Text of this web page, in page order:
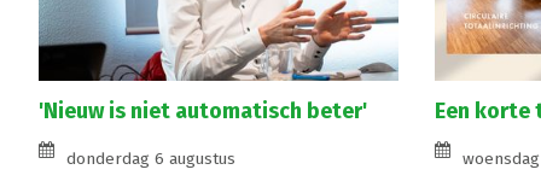
'Nieuw is niet automatisch beter'
donderdag 6 augustus
Een